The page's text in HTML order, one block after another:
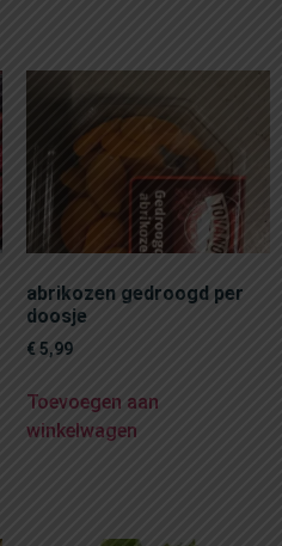
abrikozen gedroogd per
doosje
€ 5,99
Toevoegen aan
winkelwagen